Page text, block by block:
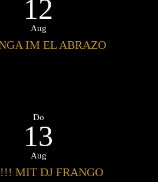
12
Aug
IM EL ABRAZO
Do
13
Aug
MIT DJ FRANGO